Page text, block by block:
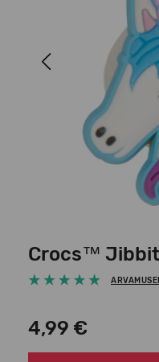
Crocs™
4,99 €